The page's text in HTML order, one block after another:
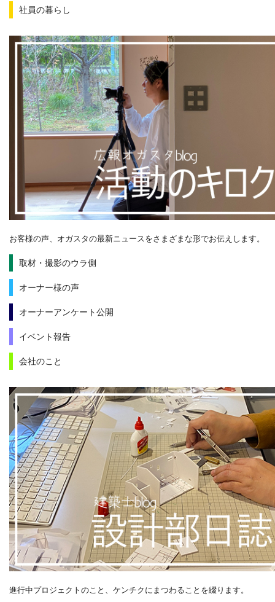
社員の暮らし
お客様の声、オガスタの最新ニュースをさまざまな形でお伝えします。
取材・撮影のウラ側
オーナー様の声
オーナーアンケート公開
イベント報告
会社のこと
進行中プロジェクトのこと、ケンチクにまつわることを綴ります。